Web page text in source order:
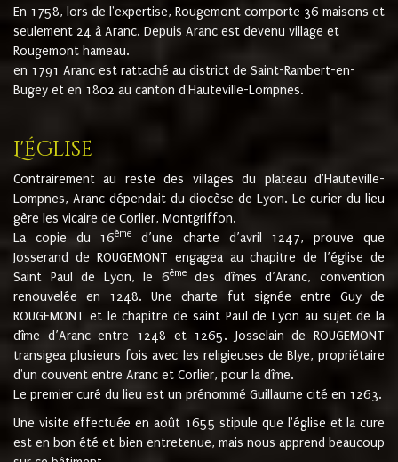
En 1758, lors de l'expertise, Rougemont comporte 36 maisons et
seulement 24 à Aranc. Depuis Aranc est devenu village et
Rougemont hameau.
en 1791 Aranc est rattaché au district de Saint-Rambert-en-
Bugey et en 1802 au canton d'Hauteville-Lompnes.
L'église
Contrairement au reste des villages du plateau d'Hauteville-
Lompnes, Aranc dépendait du diocèse de Lyon. Le curier du lieu
gère les vicaire de Corlier, Montgriffon.
La copie du 16ème
d’une charte d’avril 1247, prouve que
Josserand de ROUGEMONT engagea au chapitre de l’église de
Saint Paul de Lyon, le 6èmedes dîmes d’Aranc, convention
renouvelée en 1248. Une charte fut signée entre Guy de
ROUGEMONT et le chapitre de saint Paul de Lyon au sujet de la
dîme d’Aranc entre 1248 et 1265. Josselain de ROUGEMONT
transigea plusieurs fois avec les religieuses de Blye, propriétaire
d'un couvent entre Aranc et Corlier, pour la dîme.
Le premier curé du lieu est un prénommé Guillaume cité en 1263.
Une visite effectuée en août 1655 stipule que l'église et la cure
est en bon été et bien entretenue, mais nous apprend beaucoup